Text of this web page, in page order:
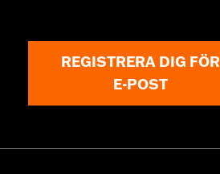
REGISTRERA DIG FÖR
E-POST